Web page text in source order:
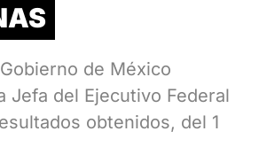
de México
Jefa del Ejecutivo Federal
obtenidos, del 1